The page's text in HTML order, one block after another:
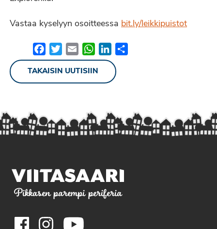
Vastaa kyselyyn osoitteessa bit.ly/leikkipuistot
FacebookTwitterEmail WhatsApp
LinkedIn
TAKAISIN UUTISIIN
Pikkasen parempi periferia